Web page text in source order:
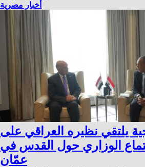
أخبار مصرية
يلتقي نظيره العراقي على
الوزاري حول القدس في
عمّان